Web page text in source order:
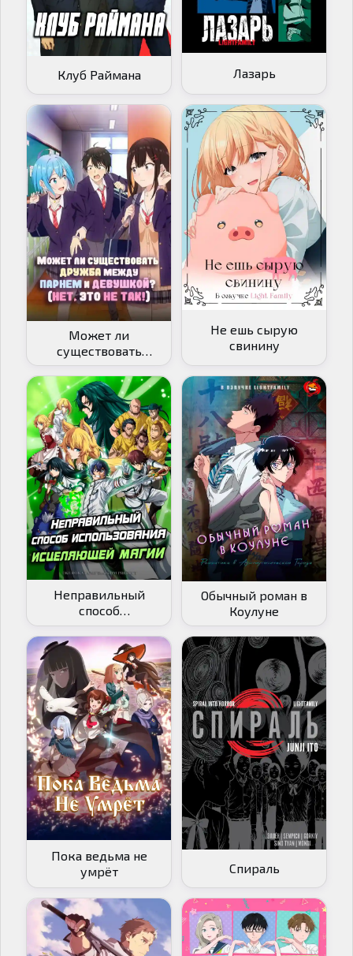
Клуб Раймана Лазарь
Может ли
существовать
дружба между
парнем и девушкой?
Нет, это не так!
Не ешь сырую
свинину
Неправильный
способ
использования
исцеляющей магии
Обычный роман в
Коулуне
Пока ведьма не
умрёт
Спираль